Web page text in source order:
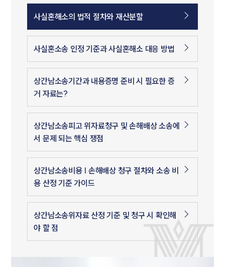
사실혼해소의 법적 절차와 재산분할
사실혼소송 인정 기준과 사실혼해소 대응 방법
상간남소송기간과 내용증명 준비 시 필요한 증
거 자료는?
상간남소송피고 위자료청구 및 손해배상 소송에
서 문제 되는 핵심 쟁점
상간남소송비용 | 손해배상 청구 절차와 소송 비
용 산정 기준 가이드
상간남소송위자료 산정 기준 및 청구 시 확인해
야 할 점